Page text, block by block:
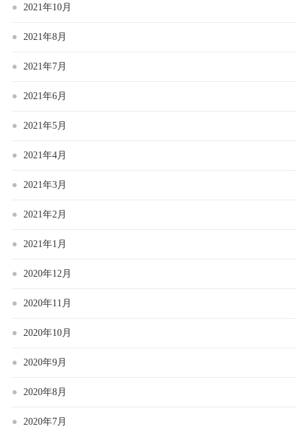
2021年10月
2021年8月
2021年7月
2021年6月
2021年5月
2021年4月
2021年3月
2021年2月
2021年1月
2020年12月
2020年11月
2020年10月
2020年9月
2020年8月
2020年7月